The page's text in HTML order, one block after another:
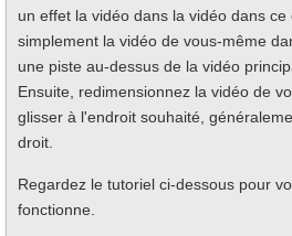
un effet la vidéo dans la vidéo dans
simplement la vidéo de vous-même
une piste au-dessus de la vidéo
Ensuite, redimensionnez la vidéo de
glisser à l'endroit souhaité,
droit.
Regardez le tutoriel ci-dessous pour
fonctionne.